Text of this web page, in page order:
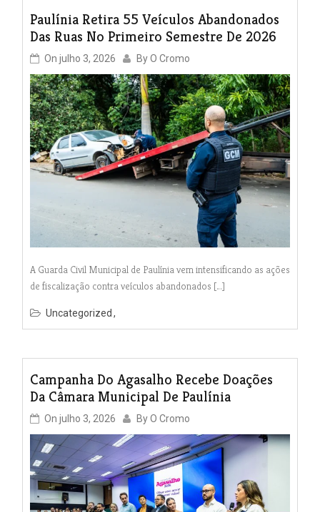
Paulínia Retira 55 Veículos Abandonados
Das Ruas No Primeiro Semestre De 2026
On julho 3, 2026 ByO Cromo
A Guarda Civil Municipal de Paulínia vem intensificando as ações
de fiscalização contra veículos abandonados […]
Uncategorized
Campanha Do Agasalho Recebe Doações
Da Câmara Municipal De Paulínia
On julho 3, 2026 ByO Cromo